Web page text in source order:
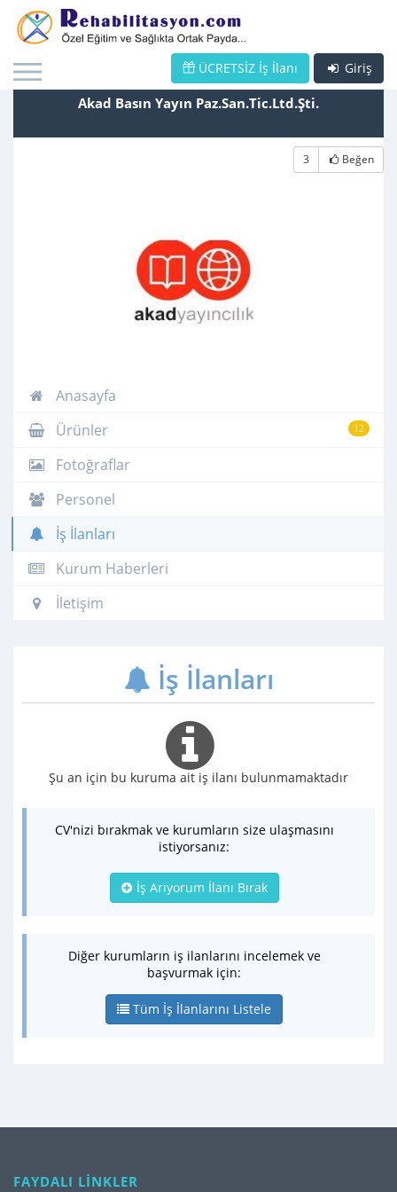
Giriş
ÜCRETSİZ İş İlanı
Akad Basın Yayın Paz.San.Tic.Ltd.Şti.
3 Beğen
Anasayfa
12
Ürünler
Fotoğraflar
Personel
İş İlanları
Kurum Haberleri
İletişim
İş İlanları
Şu an için bu kuruma ait iş ilanı bulunmamaktadır
CV'nizi bırakmak ve kurumların size ulaşmasını
istiyorsanız:
İş Arıyorum İlanı Bırak
Diğer kurumların iş ilanlarını incelemek ve
başvurmak için:
Tüm İş İlanlarını Listele
FAYDALI LİNKLER